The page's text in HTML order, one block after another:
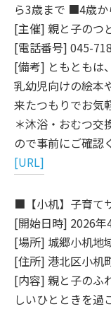
ら3歳まで ■4歳か
[主催] 親と子のつ
[電話番号] 045-
[備考] ともともは
乳幼児向けの絵本
来たつもりでお気
＊沐浴・おむつ交
ので事前にご確認
[URL]
■【小机】子育て
[開始日時] 2026年
[場所] 城郷小机地
[住所] 港北区小机
[内容] 親と子のふ
しいひとときを過